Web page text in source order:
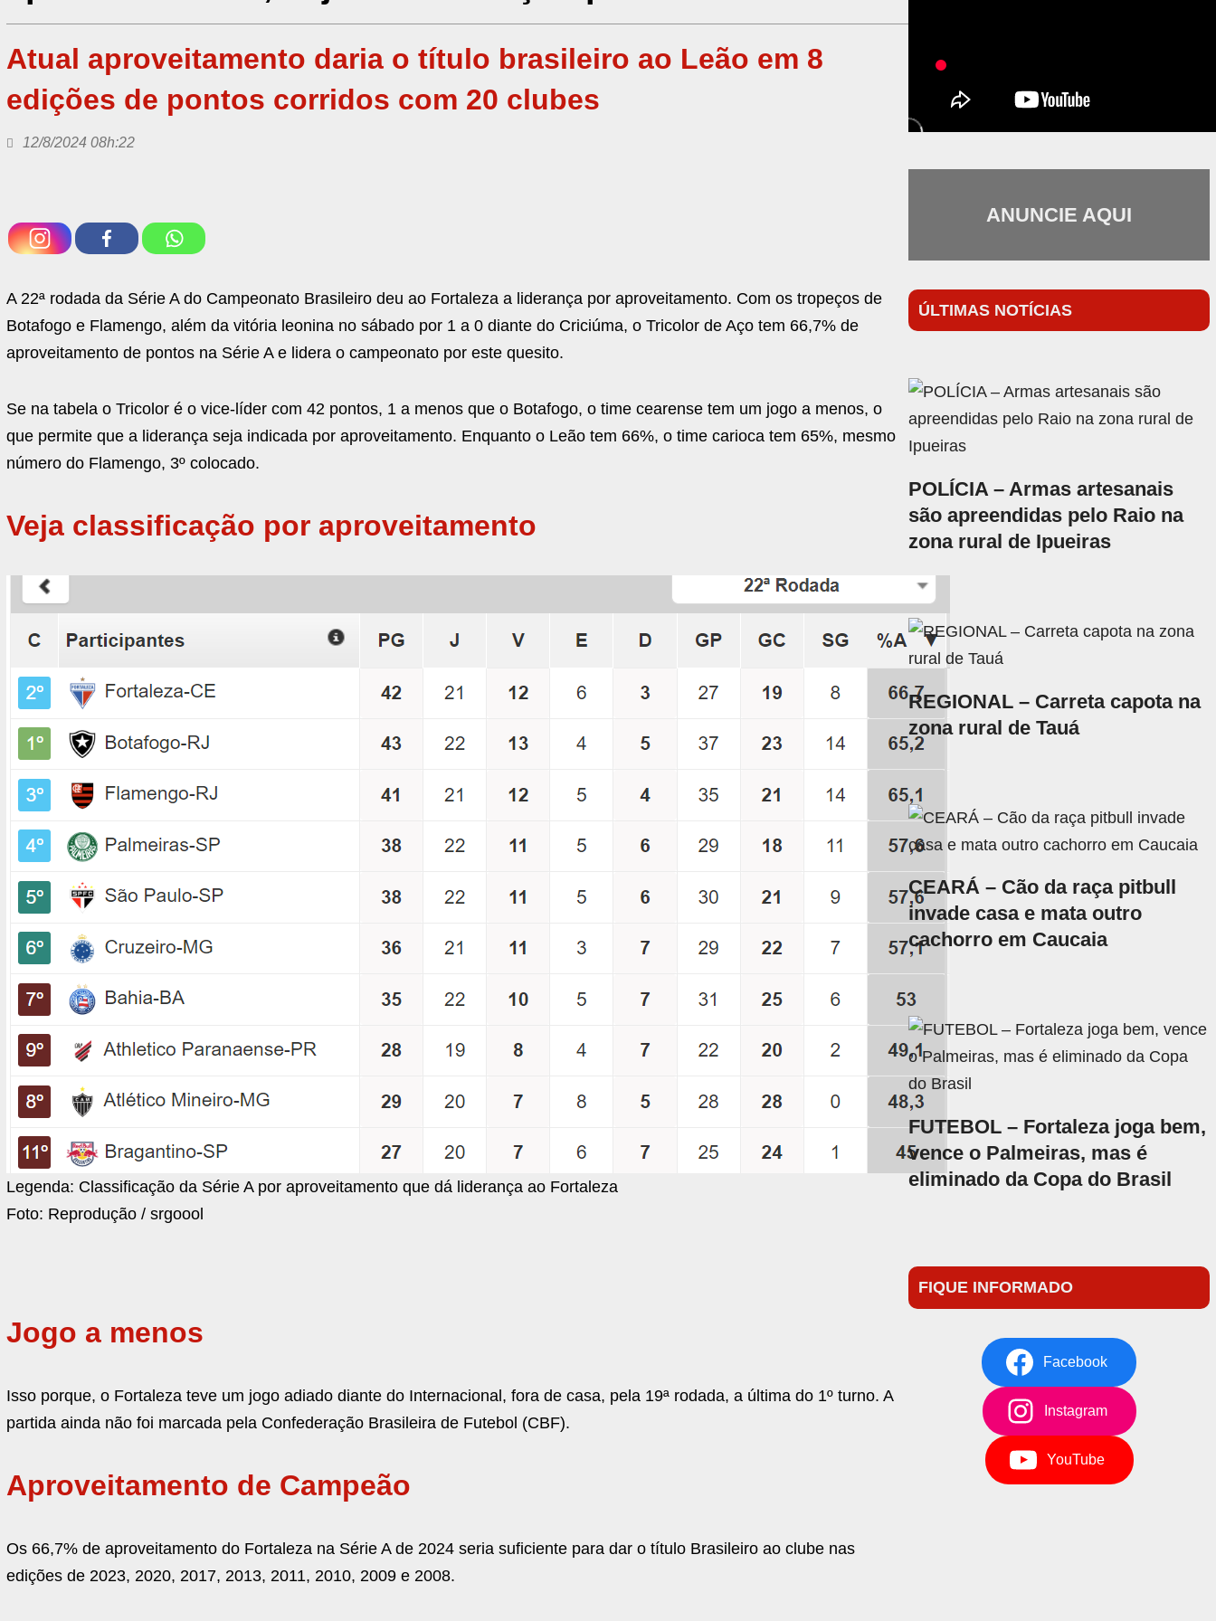
Atual aproveitamento daria o título brasileiro ao Leão em 8
edições de pontos corridos com 20 clubes
12/8/2024 08h:22
A 22ª rodada da Série A do Campeonato Brasileiro deu ao Fortaleza a liderança por aproveitamento. Com os tropeços de
Botafogo e Flamengo, além da vitória leonina no sábado por 1 a 0 diante do Criciúma, o Tricolor de Aço tem 66,7% de
aproveitamento de pontos na Série A e lidera o campeonato por este quesito.
Se na tabela o Tricolor é o vice-líder com 42 pontos, 1 a menos que o Botafogo, o time cearense tem um jogo a menos, o
que permite que a liderança seja indicada por aproveitamento. Enquanto o Leão tem 66%, o time carioca tem 65%, mesmo
número do Flamengo, 3º colocado.
Veja classificação por aproveitamento
Legenda: Classificação da Série A por aproveitamento que dá liderança ao Fortaleza
Foto: Reprodução / srgoool
Jogo a menos
Isso porque, o Fortaleza teve um jogo adiado diante do Internacional, fora de casa, pela 19ª rodada, a última do 1º turno. A
partida ainda não foi marcada pela Confederação Brasileira de Futebol (CBF).
Aproveitamento de Campeão
Os 66,7% de aproveitamento do Fortaleza na Série A de 2024 seria suficiente para dar o título Brasileiro ao clube nas
edições de 2023, 2020, 2017, 2013, 2011, 2010, 2009 e 2008.
ANUNCIE AQUI
ÚLTIMAS NOTÍCIAS
POLÍCIA – Armas artesanais
são apreendidas pelo Raio na
zona rural de Ipueiras
REGIONAL – Carreta capota na
zona rural de Tauá
CEARÁ – Cão da raça pitbull
invade casa e mata outro
cachorro em Caucaia
FUTEBOL – Fortaleza joga bem,
vence o Palmeiras, mas é
eliminado da Copa do Brasil
FIQUE INFORMADO
Facebook
Instagram
YouTube